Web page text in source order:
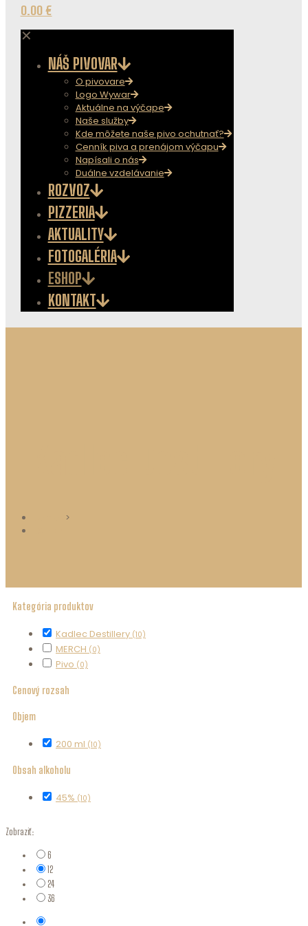
0.00 €
✕
NÁŠ PIVOVAR
O pivovare
Logo Wywar
Aktuálne na výčape
Naše služby
Kde môžete naše pivo ochutnať?
Cenník piva a prenájom výčapu
Napísali o nás
Duálne vzdelávanie
ROZVOZ
PIZZERIA
AKTUALITY
FOTOGALÉRIA
ESHOP
KONTAKT
>
Kategória produktov
Kadlec Destillery (10)
MERCH (0)
Pivo (0)
Cenový rozsah
Objem
200 ml (10)
Obsah alkoholu
45% (10)
Zobraziť:
6
12
24
36